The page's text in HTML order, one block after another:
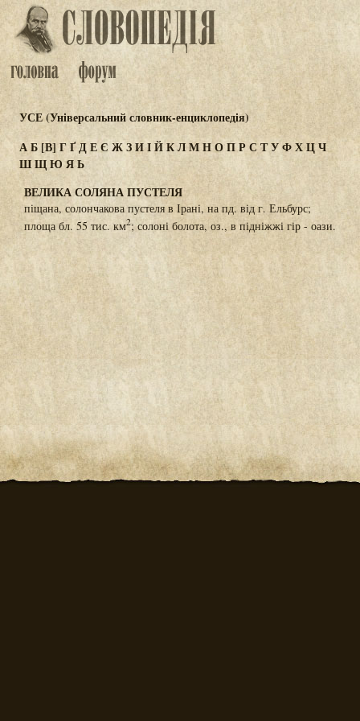
УСЕ (Універсальний словник-енциклопедія)
АБ [В] ГҐДЕЄ ЖЗИІЙКЛМНОПР СТУФХЦЧ
ШЩЮЯЬ
ВЕЛИКА СОЛЯНА ПУСТЕЛЯ
піщана, солончакова пустеля в Ірані, на пд. від г. Ельбурс;
площа бл. 55 тис. км2; солоні болота, оз., в підніжжі гір - оази.